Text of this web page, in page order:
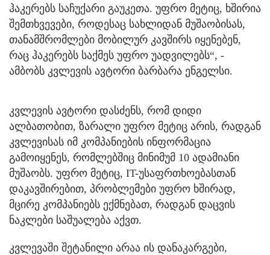
ჰაკერებს საჩუქარი გაუკეთა. უფრო მეტიც, ხშირია
შემთხვევები, როდესაც სახლიდან მუშაობისას,
თანამშრომლები მობილურ კავშირს იყენებენ,
რაც ჰაკერებს საქმეს უფრო უადვილებს“, -
ამბობს კვლევის ავტორი ბარბარა ენგელსი.
კვლევის ავტორი დასძენს, რომ დიდი
ალბათობით, ზარალი უფრო მეტიც არის, რადგან
კვლევისას იმ კომპანიების ინფორმაცია
გამოიყენეს, რომლებშიც მინიმუმ 10 ადამიანი
მუშაობს. უფრო მეტიც, IT-უსაფრთხოებასთან
დაკავშირებით, პრობლემები უფრო ხშირად,
მცირე კომპანიებს ექმნებათ, რადგან დაცვის
ნაკლები საშუალება აქვთ.
კვლევაში შეტანილი არაა ის დანაკარგები,